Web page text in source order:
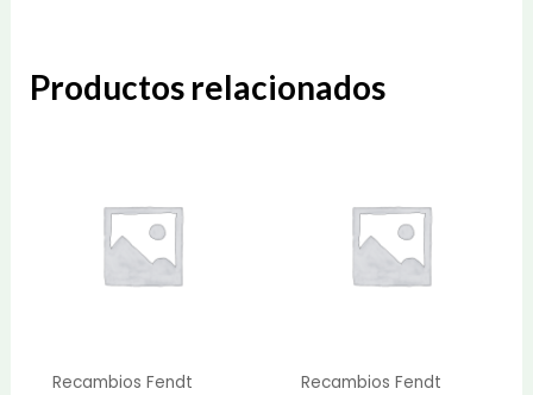
Productos relacionados
Recambios Fendt
Recambios Fendt